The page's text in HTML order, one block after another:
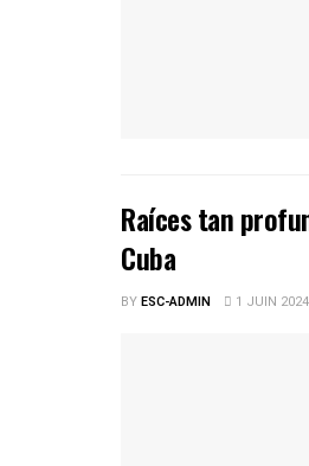
Raíces tan
Cuba
BYESC-ADMIN 1 JUIN 2024